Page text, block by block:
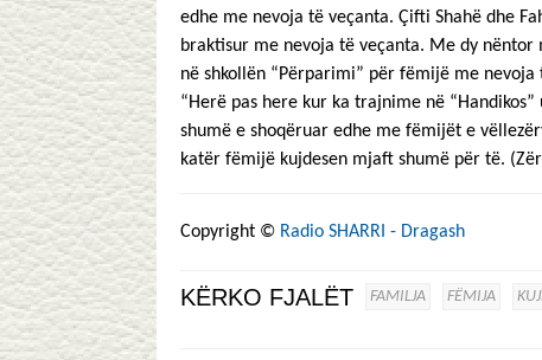
edhe me nevoja të veçanta. Çifti Shahë dhe
braktisur me nevoja të veçanta. Me dy nëntor
në shkollën “Përparimi” për fëmijë me nevoja
“Herë pas here kur ka trajnime në
shumë e shoqëruar edhe me fëmijët e
katër fëmijë kujdesen mjaft shumë për të.
Copyright © Radio SHARRI - Dragash
KËRKO FJALËT FAMILJA FËMIJA